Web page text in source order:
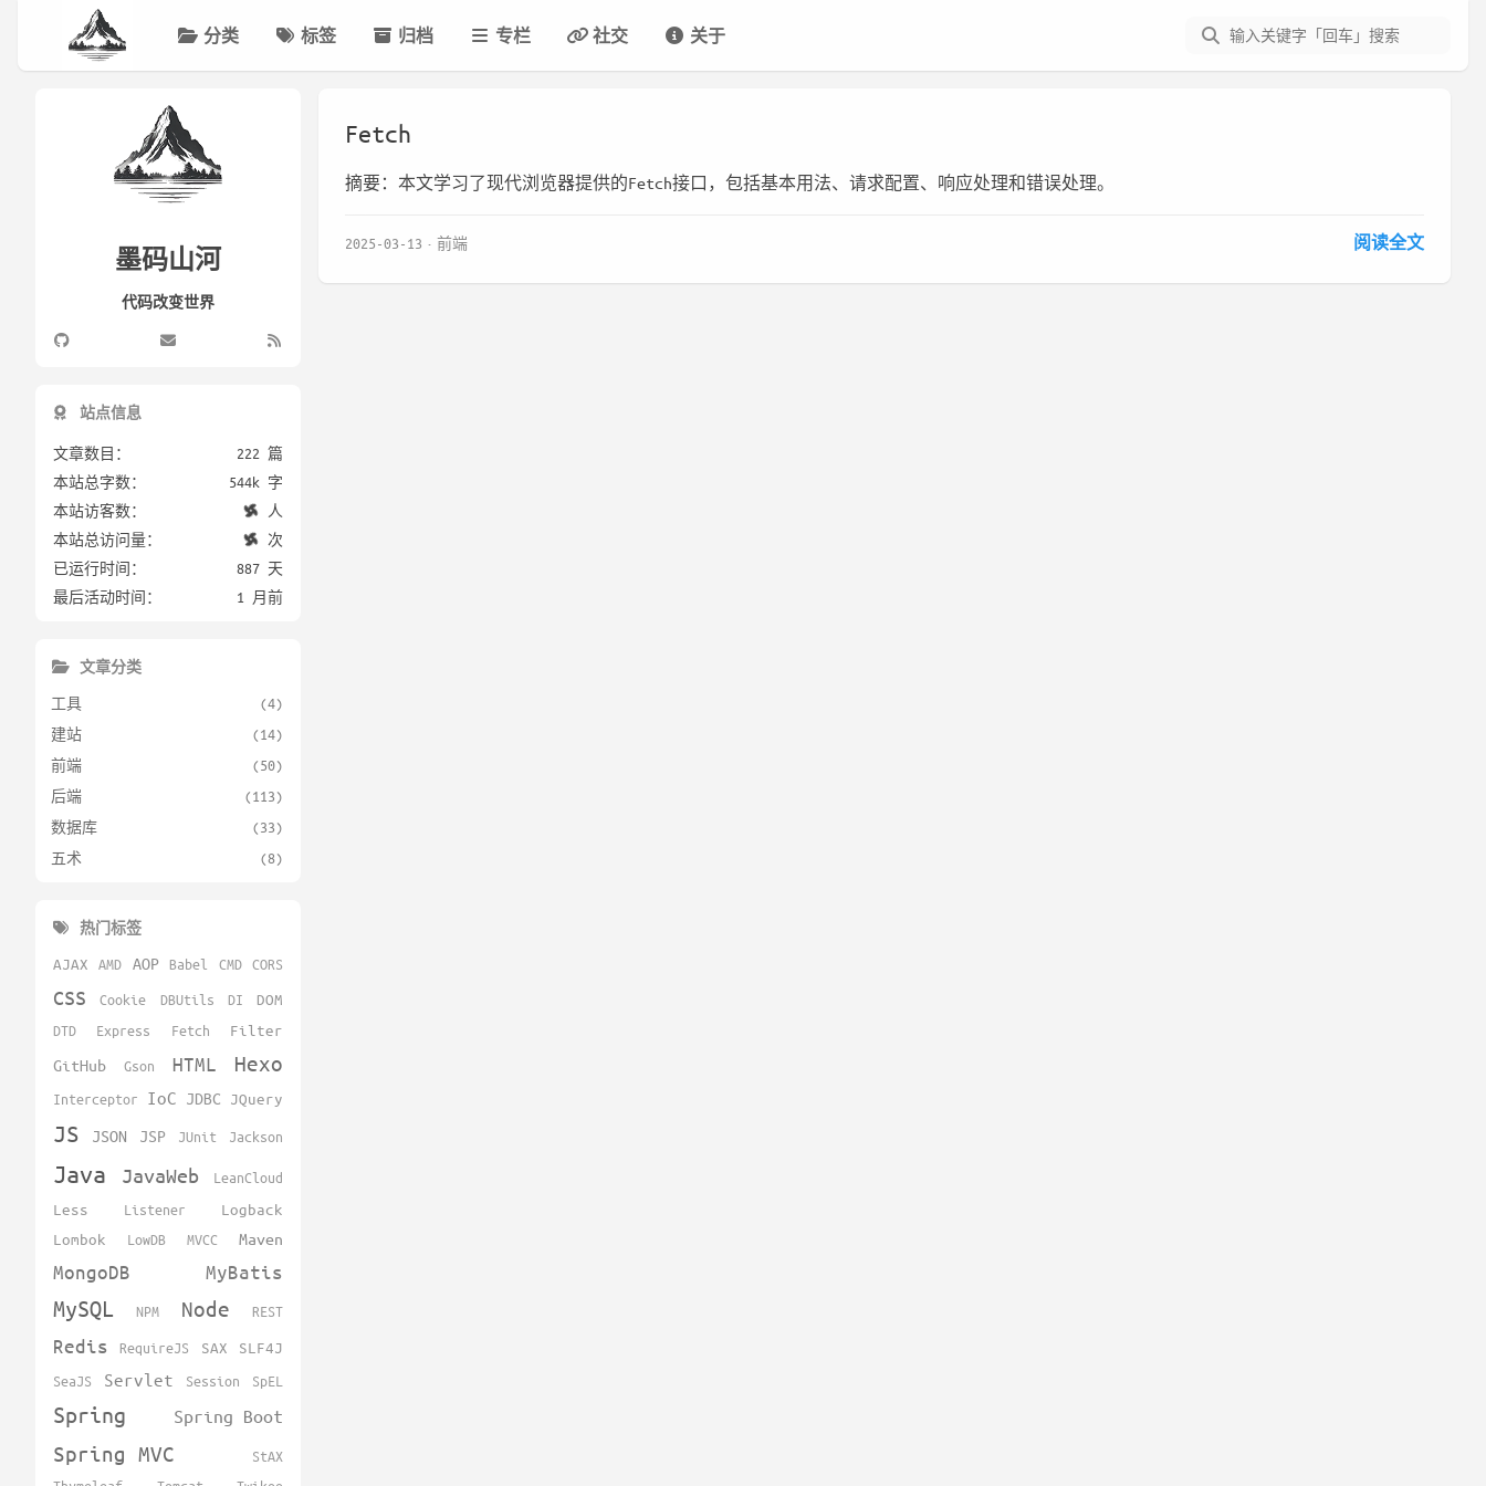
分类 标签 归档 专栏 社交 关于
Fetch
摘要：本文学习了现代浏览器提供的Fetch接口，包括基本用法、请求配置、响应处理和错误处理。
2025-03-13 前端 阅读全文
墨码山河
代码改变世界
站点信息
文章数目：
222 篇
本站总字数：
544k 字
本站访客数：
人
本站总访问量：
次
已运行时间：
887 天
最后活动时间：
1 月前
文章分类
工具
(4)
建站
(14)
前端
(50)
后端
(113)
数据库
(33)
五术
(8)
热门标签
AJAX
AMD AOP Babel CMD CORS
CSS Cookie DBUtils DI
DOM
DTD
Express Fetch Filter
GitHub Gson HTML Hexo
Interceptor IoC JDBC JQuery
JS JSON JSP JUnit Jackson
Java JavaWeb
LeanCloud
Less
Listener
Logback
Lombok
LowDB MVCC Maven
MongoDB MyBatis
MySQL NPM Node REST
Redis RequireJS SAX
SLF4J
SeaJS
Servlet Session SpEL
Spring Spring Boot
Spring MVC
StAX